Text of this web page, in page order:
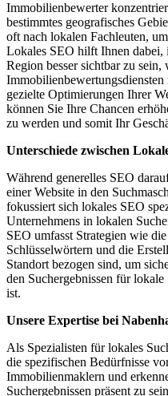
Immobilienbewerter
bestimmtes geografisches
oft nach lokalen Fachleuten,
Lokales SEO hilft Ihnen dabei,
Region besser sichtbar zu sein,
gezielte Optimierungen Ihrer
können Sie Ihre Chancen
zu werden und somit Ihr
Unterschiede zwischen
Während generelles SEO
einer Website in den
fokussiert sich lokales SEO
Unternehmens in lokalen
SEO umfasst Strategien wie
Schlüsselwörtern und die
Standort bezogen sind, um
den Suchergebnissen für
ist.
Unsere Expertise bei
Als Spezialisten für lokales
die spezifischen Bedürfnisse
Immobilienmaklern und
Suchergebnissen präsent zu